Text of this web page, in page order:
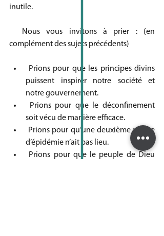
inutile.
complément des sujets précédents)
puissent inspirer notre société et
notre gouvernement.
soit vécu de manière efficace.
d’épidémie n’ait pas lieu.